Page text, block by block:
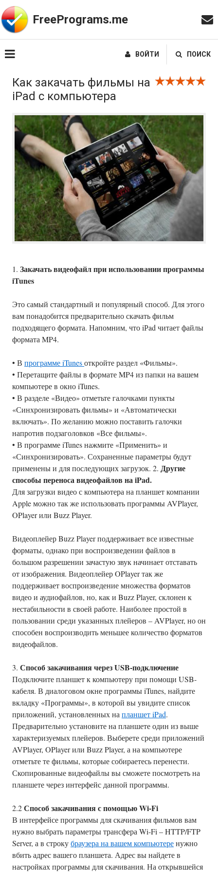
FreePrograms.me
ВОЙТИ ПОИСК
Как закачать фильмы на
iPad с компьютера
1. Закачать видеофайл при использовании программы
iTunes
Это самый стандартный и популярный способ. Для этого
вам понадобится предварительно скачать фильм
подходящего формата. Напомним, что iРad читает файлы
формата MP4.
• В программе iTunesоткройте раздел «Фильмы».
• Перетащите файлы в формате MP4 из папки на вашем
компьютере в окно iTunes.
• В разделе «Видео» отметьте галочками пункты
«Синхронизировать фильмы» и «Автоматически
включать». По желанию можно поставить галочки
напротив подзаголовков «Все фильмы».
• В программе iTunes нажмите «Применить» и
«Синхронизировать». Сохраненные параметры будут
применены и для последующих загрузок. 2. Другие
способы переноса видеофайлов на iPad.
Для загрузки видео с компьютера на планшет компании
Apple можно так же использовать программы AVPlayer,
OPlayer или Buzz Player.
Видеоплейер Buzz Player поддерживает все известные
форматы, однако при воспроизведении файлов в
большом разрешении зачастую звук начинает отставать
от изображения. Видеоплейер OPlayer так же
поддерживает воспроизведение множества форматов
видео и аудиофайлов, но, как и Buzz Player, склонен к
нестабильности в своей работе. Наиболее простой в
пользовании среди указанных плейеров – AVPlayer, но он
способен воспроизводить меньшее количество форматов
видеофайлов.
3. Способ закачивания через USB-подключение
Подключите планшет к компьютеру при помощи USB-
кабеля. В диалоговом окне программы iTunes, найдите
вкладку «Программы», в которой вы увидите список
приложений, установленных на планшет iPad.
Предварительно установите на планшете один из выше
характеризуемых плейеров. Выберете среди приложений
AVPlayer, OPlayer или Buzz Player, а на компьютере
отметьте те фильмы, которые собираетесь перенести.
Скопированные видеофайлы вы сможете посмотреть на
планшете через интерфейс данной программы.
2.2Способ закачивания с помощью Wi-Fi
В интерфейсе программы для скачивания фильмов вам
нужно выбрать параметры трансфера Wi-Fi – HTTP/FTP
Server, а в строкубраузера на вашем компьютеренужно
вбить адрес вашего планшета. Адрес вы найдете в
настройках программы для скачивания. На открывшейся